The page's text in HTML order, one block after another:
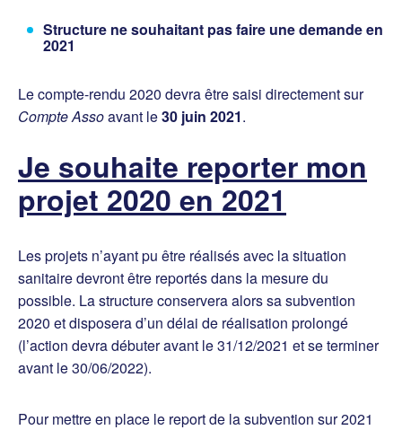
Structure ne souhaitant pas faire une demande en
2021
Le compte-rendu 2020 devra être saisi directement sur
Compte Assoavant le30 juin 2021.
Je souhaite reporter mon
projet 2020 en 2021
Les projets n’ayant pu être réalisés avec la situation
sanitaire devront être reportés dans la mesure du
possible. La structure conservera alors sa subvention
2020 et disposera d’un délai de réalisation prolongé
(l’action devra débuter avant le 31/12/2021 et se terminer
avant le 30/06/2022).
Pour mettre en place le report de la subvention sur 2021